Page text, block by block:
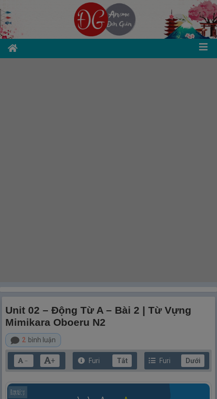
Unit 02 – Động Từ A – Bài 2 | Từ Vựng
Mimikara Oboeru N2
2 bình luận
－ + Furi Tắt Furi Dưới